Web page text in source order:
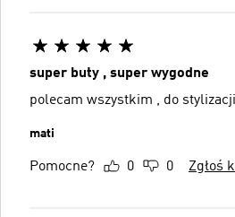
super buty , super wygodne
polecam wszystkim , do
mati
Pomocne? 0 0 Zgłoś